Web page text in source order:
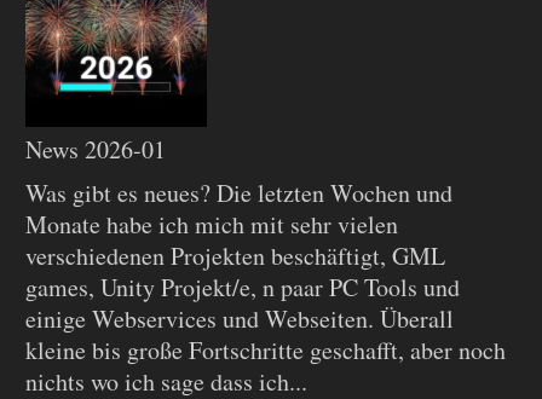
News 2026-01
Was gibt es neues? Die letzten Wochen und
Monate habe ich mich mit sehr vielen
verschiedenen Projekten beschäftigt, GML
games, Unity Projekt/e, n paar PC Tools und
einige Webservices und Webseiten. Überall
kleine bis große Fortschritte geschafft, aber noch
nichts wo ich sage dass ich...